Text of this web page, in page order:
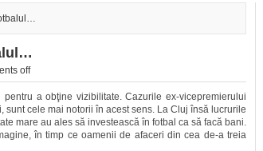
off
a obţine vizibilitate. Cazurile ex-vicepremierului
cele mai notorii în acest sens. La Cluj însă lucrurile
mare au ales să investească în fotbal ca să facă bani.
în timp ce oamenii de afaceri din cea de-a treia